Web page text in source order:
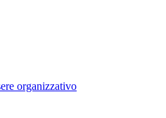
organizzativo